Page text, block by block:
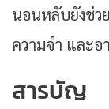
นอนหลับยังช่ว
ความจำ และ
สารบัญ